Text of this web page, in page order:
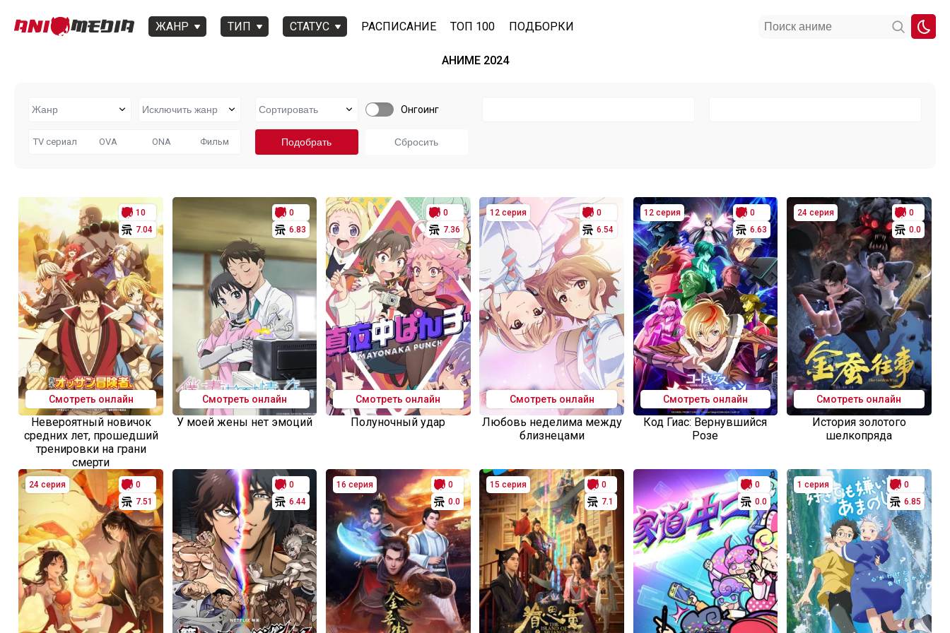
ЖАНР ТИП СТАТУС РАСПИСАНИЕ ТОП 100 ПОДБОРКИ
АНИМЕ 2024
Онгоинг
TV сериал OVA ONA Фильм
10
7.04
Смотреть онлайн
Невероятный новичок
средних лет, прошедший
тренировки на грани
смерти
0
6.83
Смотреть онлайн
У моей жены нет эмоций
0
7.36
Смотреть онлайн
Полуночный удар
12 серия
0
6.54
Смотреть онлайн
Любовь неделима между
близнецами
12 серия
0
6.63
Смотреть онлайн
Код Гиас: Вернувшийся
Розе
24 серия
0
0.0
Смотреть онлайн
История золотого
шелкопряда
24 серия
0
7.51
0
6.44
16 серия
0
0.0
15 серия
0
7.1
0
0.0
1 серия
0
6.85